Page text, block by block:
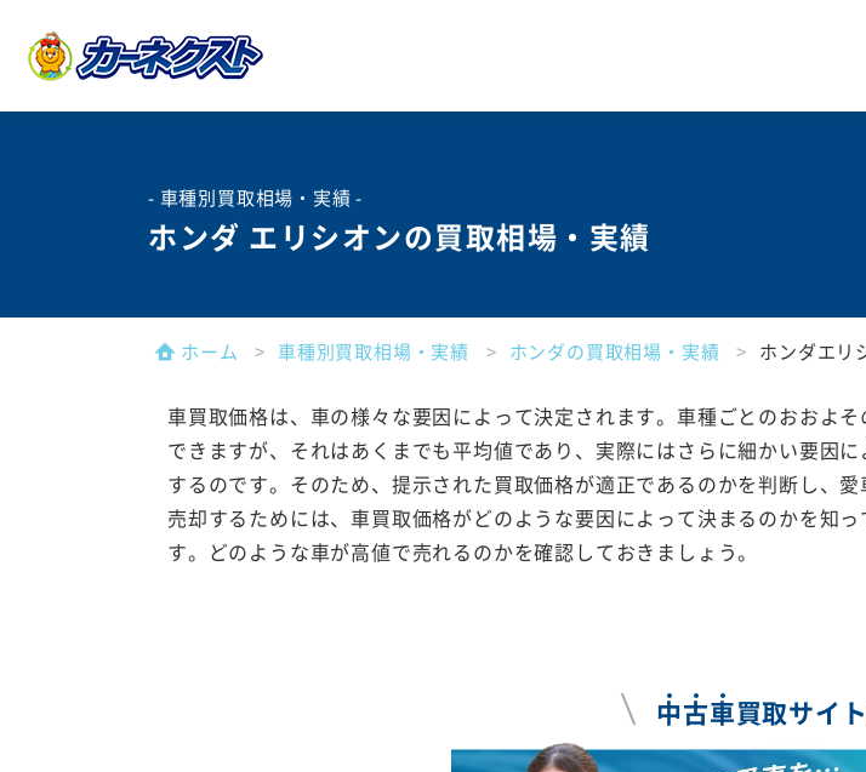
- 車種別買取相場・実績 -
ホンダ エリシオンの買取相場・実績
ホーム 車種別買取相場・実績 ホンダの買取相場・実績 ホンダエリ
車買取価格は、車の様々な要因によって決定されます。車種ごとのおおよ
できますが、それはあくまでも平均値であり、実際にはさらに細かい要因
するのです。そのため、提示された買取価格が適正であるのかを判断し、
売却するためには、車買取価格がどのような要因によって決まるのかを知
す。どのような車が高値で売れるのかを確認しておきましょう。
中古車買取サイ